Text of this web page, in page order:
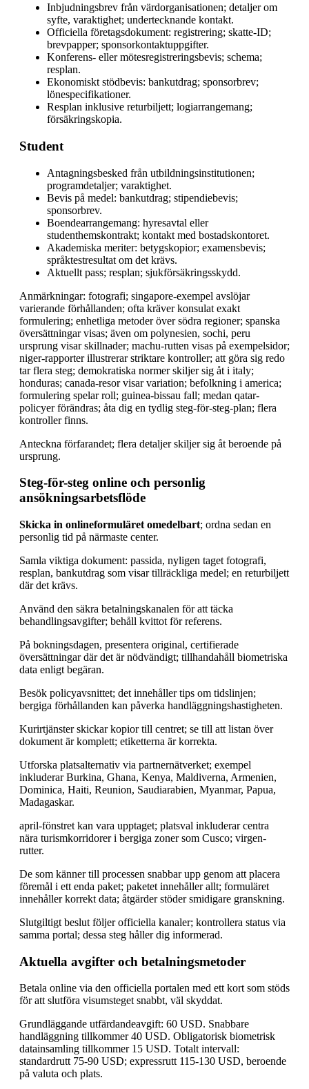
Inbjudningsbrev från värdorganisationen; detaljer om
syfte, varaktighet; undertecknande kontakt.
Officiella företagsdokument: registrering; skatte-ID;
brevpapper; sponsorkontaktuppgifter.
Konferens- eller mötesregistreringsbevis; schema;
resplan.
Ekonomiskt stödbevis: bankutdrag; sponsorbrev;
lönespecifikationer.
Resplan inklusive returbiljett; logiarrangemang;
försäkringskopia.
Student
Antagningsbesked från utbildningsinstitutionen;
programdetaljer; varaktighet.
Bevis på medel: bankutdrag; stipendiebevis;
sponsorbrev.
Boendearrangemang: hyresavtal eller
studenthemskontrakt; kontakt med bostadskontoret.
Akademiska meriter: betygskopior; examensbevis;
språktestresultat om det krävs.
Aktuellt pass; resplan; sjukförsäkringsskydd.
Anmärkningar: fotografi; singapore-exempel avslöjar
varierande förhållanden; ofta kräver konsulat exakt
formulering; enhetliga metoder över södra regioner; spanska
översättningar visas; även om polynesien, sochi, peru
ursprung visar skillnader; machu-rutten visas på exempelsidor;
niger-rapporter illustrerar striktare kontroller; att göra sig redo
tar flera steg; demokratiska normer skiljer sig åt i italy;
honduras; canada-resor visar variation; befolkning i america;
formulering spelar roll; guinea-bissau fall; medan qatar-
policyer förändras; åta dig en tydlig steg-för-steg-plan; flera
kontroller finns.
Anteckna förfarandet; flera detaljer skiljer sig åt beroende på
ursprung.
Steg-för-steg online och personlig
ansökningsarbetsflöde
Skicka in onlineformuläret omedelbart; ordna sedan en
personlig tid på närmaste center.
Samla viktiga dokument: passida, nyligen taget fotografi,
resplan, bankutdrag som visar tillräckliga medel; en returbiljett
där det krävs.
Använd den säkra betalningskanalen för att täcka
behandlingsavgifter; behåll kvittot för referens.
På bokningsdagen, presentera original, certifierade
översättningar där det är nödvändigt; tillhandahåll biometriska
data enligt begäran.
Besök policyavsnittet; det innehåller tips om tidslinjen;
bergiga förhållanden kan påverka handläggningshastigheten.
Kurirtjänster skickar kopior till centret; se till att listan över
dokument är komplett; etiketterna är korrekta.
Utforska platsalternativ via partnernätverket; exempel
inkluderar Burkina, Ghana, Kenya, Maldiverna, Armenien,
Dominica, Haiti, Reunion, Saudiarabien, Myanmar, Papua,
Madagaskar.
april-fönstret kan vara upptaget; platsval inkluderar centra
nära turismkorridorer i bergiga zoner som Cusco; virgen-
rutter.
De som känner till processen snabbar upp genom att placera
föremål i ett enda paket; paketet innehåller allt; formuläret
innehåller korrekt data; åtgärder stöder smidigare granskning.
Slutgiltigt beslut följer officiella kanaler; kontrollera status via
samma portal; dessa steg håller dig informerad.
Aktuella avgifter och betalningsmetoder
Betala online via den officiella portalen med ett kort som stöds
för att slutföra visumsteget snabbt, väl skyddat.
Grundläggande utfärdandeavgift: 60 USD. Snabbare
handläggning tillkommer 40 USD. Obligatorisk biometrisk
datainsamling tillkommer 15 USD. Totalt intervall:
standardrutt 75-90 USD; expressrutt 115-130 USD, beroende
på valuta och plats.